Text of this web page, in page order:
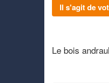
Il s'agit de
Le bois